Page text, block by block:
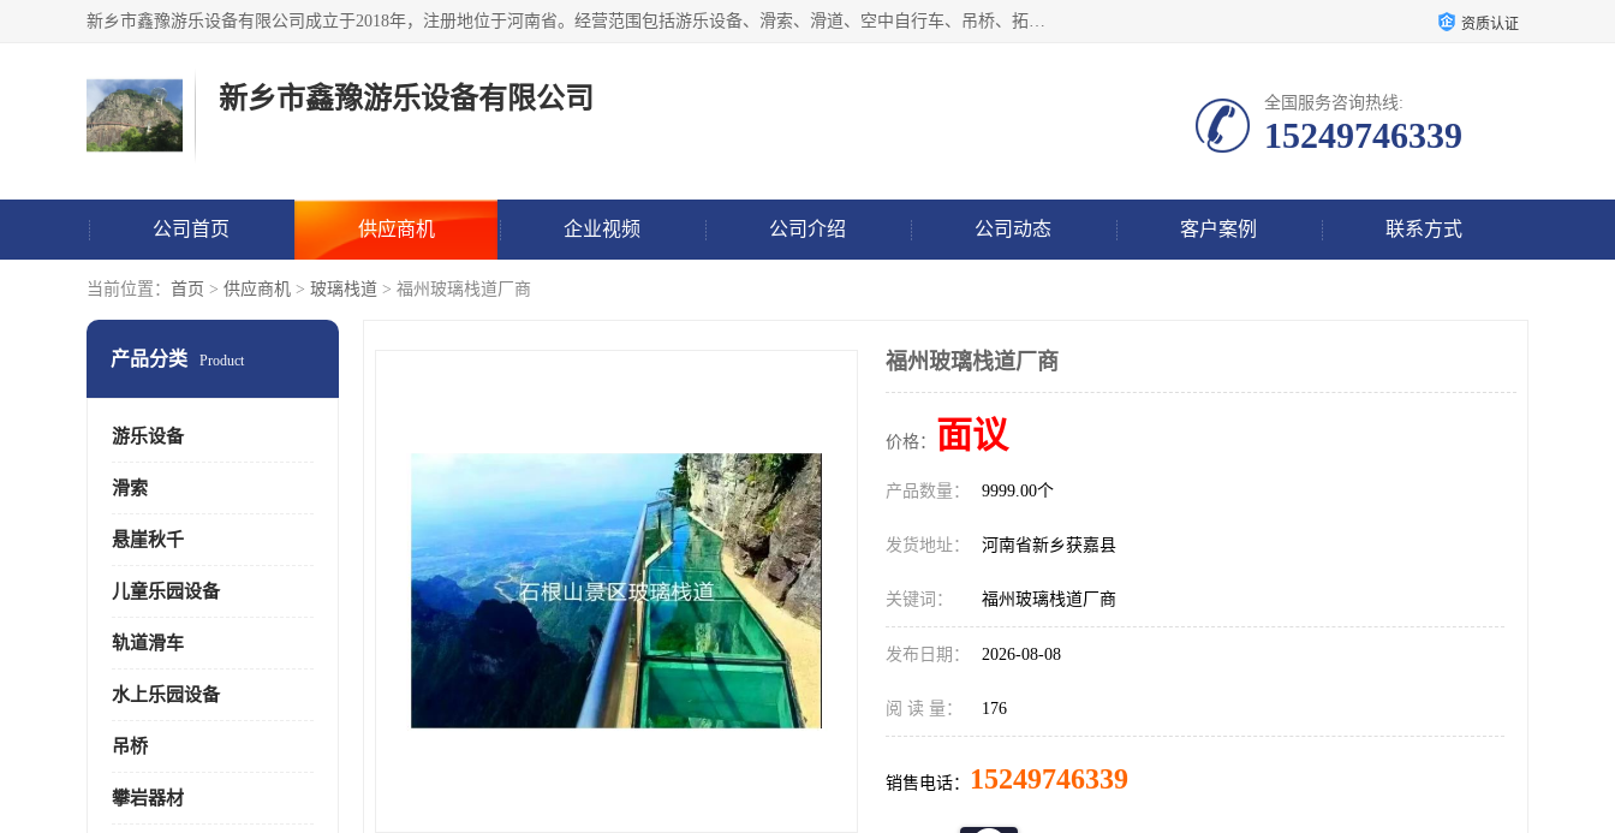
新乡市鑫豫游乐设备有限公司成立于2018年，注册地位于河南省。经营范围包括游乐设备、滑索、滑道、空中自行车、吊桥、拓展器材、攀岩器材、趣桥、悬崖秋千、网红桥、儿童乐园设备、水上乐园设备、丛林穿越设备、音乐呐喊设备、轨道滑车、栈道、玻璃滑道、观景平台、景观包装的设计、制造、销售、安装、维修，景区策划服务。 资质认证
新乡市鑫豫游乐设备有限公司 全国服务咨询热线:
15249746339
公司首页 供应商机 企业视频 公司介绍 公司动态 客户案例 联系方式
当前位置： 首页 > 供应商机 > 玻璃栈道 > 福州玻璃栈道厂商
产品分类 Product
游乐设备
滑索
悬崖秋千
儿童乐园设备
轨道滑车
水上乐园设备
吊桥
攀岩器材
福州玻璃栈道厂商
价格： 面议
产品数量： 9999.00个
发货地址： 河南省新乡获嘉县
关键词： 福州玻璃栈道厂商
发布日期： 2026-08-08
阅 读 量： 176
销售电话： 15249746339